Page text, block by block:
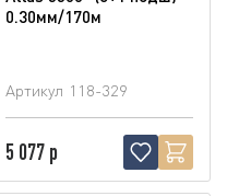
0.30мм/170м
Артикул 118-329
5 077 р